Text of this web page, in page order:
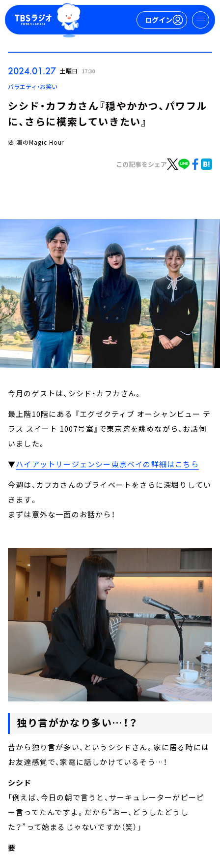
ログイン
ログイン
お知らせ
イベント・グッズ
YouTube
会社情報
2024.01.27 土曜日 17:30
バラエティ・お笑い
シシド・カフカさん『穏やかかつ、パワフル
に、さらに模索していきたい』
要 潤のMagic Hour
この記事をシェア
今月のゲストは、シシド・カフカさん。
最上階10階にある 『エグゼクティブ オーシャンビュー テ
ラス スイート 1007号室』で東京湾を眺めながら、お話伺
いました。
▼ハイアットリージェンシー東京ベイの詳細はこちら
今週は、カフカさんのプライベートをさらに深堀りしてい
きます。
まずは意外な一面のお話から！
独り言がかなり多い…！？
昔から独り言が多い、というシシドさん。家に居る時には
お友達感覚で、家電に話しかけているそう…！
シシド
「例えば、今日の朝で言うと、サーキュレーターがピーピ
ー言ってたんですよ。だから“おー、どうしたどうし
た？”って始まるじゃないですか（笑）」
要